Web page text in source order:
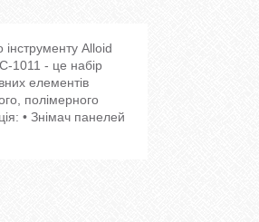
інструменту Alloid
1011 - це набір
елементів
полімерного
• Знімач панелей